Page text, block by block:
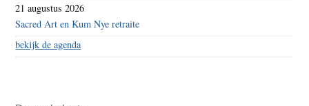
21 augustus 2026
Sacred Art en Kum Nye retraite
bekijk de agenda